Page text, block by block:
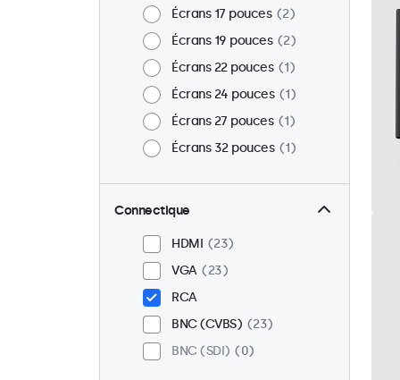
Écrans 17 pouces
2
Écrans 19 pouces
2
Écrans 22 pouces
1
Écrans 24 pouces
1
Écrans 27 pouces
1
Écrans 32 pouces
1
Connectique
HDMI
23
VGA
23
RCA
BNC (CVBS)
23
BNC (SDI)
0